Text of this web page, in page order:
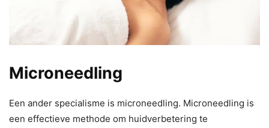
Microneedling
Een ander specialisme is microneedling. Microneedling is
een effectieve methode om huidverbetering te